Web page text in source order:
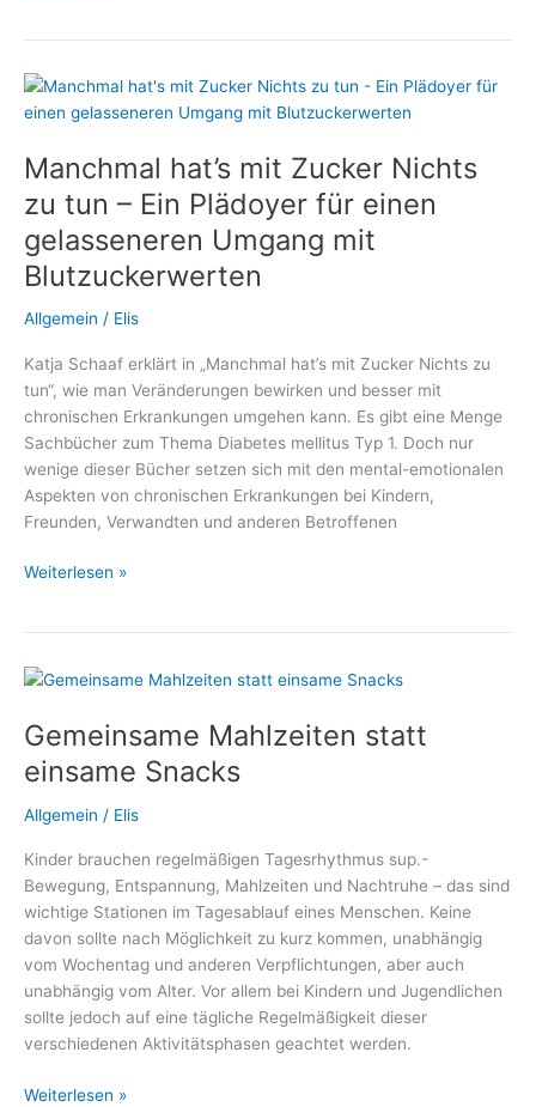
Abbau
von
Manchmal hat’s mit Zucker Nichts
zu tun – Ein Plädoyer für einen
gelasseneren Umgang mit
Blutzuckerwerten
Allgemein / Elis
Katja Schaaf erklärt in „Manchmal hat’s mit Zucker Nichts zu
tun“, wie man Veränderungen bewirken und besser mit
chronischen Erkrankungen umgehen kann. Es gibt eine Menge
Sachbücher zum Thema Diabetes mellitus Typ 1. Doch nur
wenige dieser Bücher setzen sich mit den mental-emotionalen
Aspekten von chronischen Erkrankungen bei Kindern,
Freunden, Verwandten und anderen Betroffenen
Manchmal
Nichts
tun
Ein
Plädoyer
einen
gelasseneren
Umgang
mit
Blutzuckerwerten
Weiterlesen »
Gemeinsame Mahlzeiten statt
einsame Snacks
Allgemein / Elis
Kinder brauchen regelmäßigen Tagesrhythmus sup.-
Bewegung, Entspannung, Mahlzeiten und Nachtruhe – das sind
wichtige Stationen im Tagesablauf eines Menschen. Keine
davon sollte nach Möglichkeit zu kurz kommen, unabhängig
vom Wochentag und anderen Verpflichtungen, aber auch
unabhängig vom Alter. Vor allem bei Kindern und Jugendlichen
sollte jedoch auf eine tägliche Regelmäßigkeit dieser
verschiedenen Aktivitätsphasen geachtet werden.
Gemeinsame
Weiterlesen »